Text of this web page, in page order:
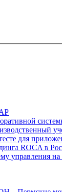
для
ROCA в
управления на